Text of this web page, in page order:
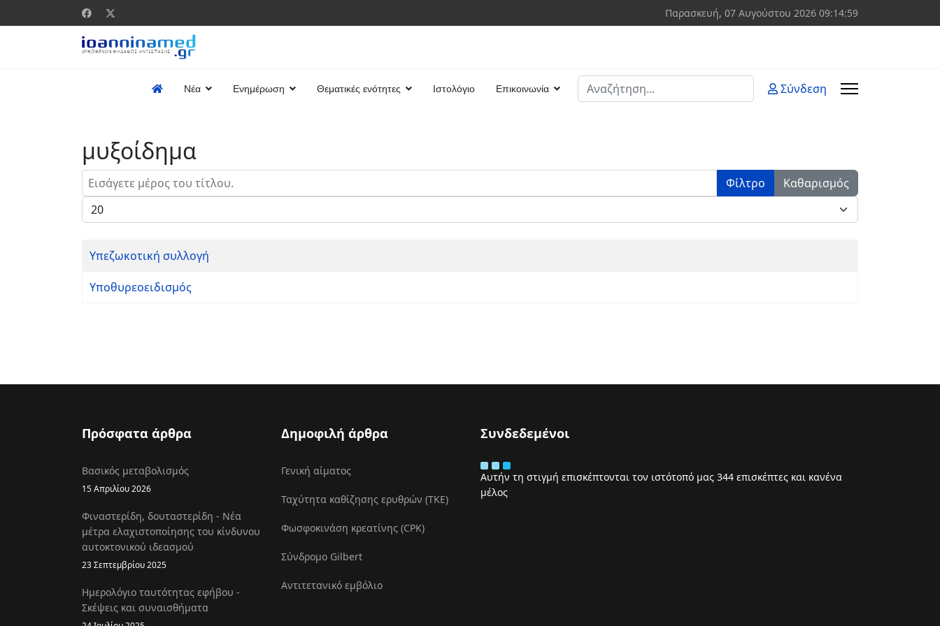
Παρασκευή, 07 Αυγούστου 2026 09:14:59
Νέα Ενημέρωση Θεματικές ενότητες Ιστολόγιο Επικοινωνία
Αναζήτηση
Σύνδεση
μυξοίδημα
Εισάγετε μέρος του τίτλου. Φίλτρο
Καθαρισμός
Εμφάνιση #
Υπεζωκοτική συλλογή
Υποθυρεοειδισμός
Πρόσφατα άρθρα
Βασικός μεταβολισμός
15 Απριλίου 2026
Φιναστερίδη, δουταστερίδη - Νέα
μέτρα ελαχιστοποίησης του κίνδυνου
αυτοκτονικού ιδεασμού
23 Σεπτεμβρίου 2025
Ημερολόγιο ταυτότητας εφήβου -
Σκέψεις και συναισθήματα
Δημοφιλή άρθρα
Γενική αίματος
Ταχύτητα καθίζησης ερυθρών (ΤΚΕ)
Φωσφοκινάση κρεατίνης (CPK)
Σύνδρομο Gilbert
Αντιτετανικό εμβόλιο
Συνδεδεμένοι
Αυτήν τη στιγμή επισκέπτονται τον ιστότοπό μας 344 επισκέπτες και κανένα
μέλος